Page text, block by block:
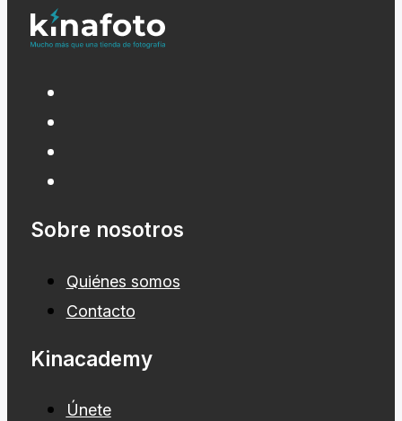
Sobre nosotros
Quiénes somos
Contacto
Kinacademy
Únete